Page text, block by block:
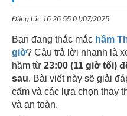
Đăng lúc 16:26:55 01/07/2025
Bạn đang thắc mắc hầm
giờ? Câu trả lời nhanh là
hầm từ 23:00 (11 giờ tối)
sau. Bài viết này sẽ giải
cấm và các lựa chọn thay
và an toàn.